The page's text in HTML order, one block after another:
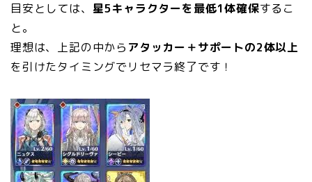
目安としては、 星5キャラクターを最低1体確保するこ
と。
理想は、上記の中から アタッカー＋サポートの2体以上
を引けたタイミングでリセマラ終了です！